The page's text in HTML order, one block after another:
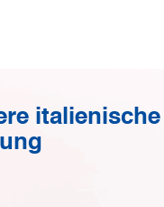
italienische